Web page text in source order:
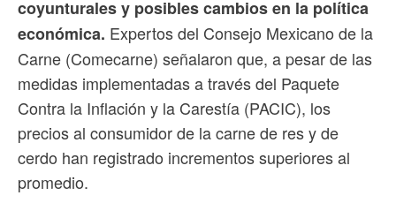
coyunturales y posibles cambios en la política
económica. Expertos del Consejo Mexicano de la
Carne (Comecarne) señalaron que, a pesar de las
medidas implementadas a través del Paquete
Contra la Inflación y la Carestía (PACIC), los
precios al consumidor de la carne de res y de
cerdo han registrado incrementos superiores al
promedio.